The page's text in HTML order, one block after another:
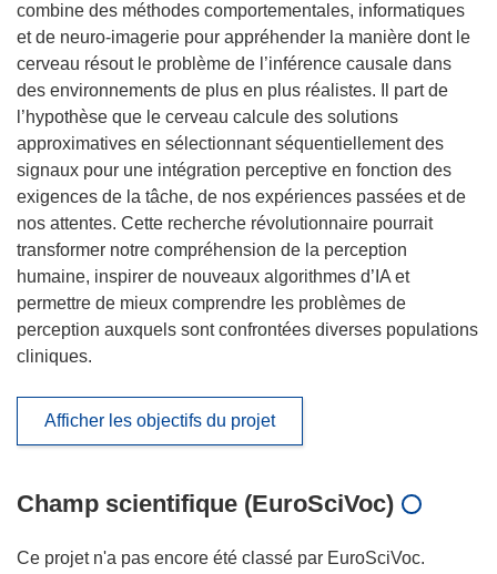
combine des méthodes comportementales, informatiques
et de neuro-imagerie pour appréhender la manière dont le
cerveau résout le problème de l’inférence causale dans
des environnements de plus en plus réalistes. Il part de
l’hypothèse que le cerveau calcule des solutions
approximatives en sélectionnant séquentiellement des
signaux pour une intégration perceptive en fonction des
exigences de la tâche, de nos expériences passées et de
nos attentes. Cette recherche révolutionnaire pourrait
transformer notre compréhension de la perception
humaine, inspirer de nouveaux algorithmes d’IA et
permettre de mieux comprendre les problèmes de
perception auxquels sont confrontées diverses populations
cliniques.
Afficher les objectifs du projet
Champ scientifique (EuroSciVoc)
Ce projet n'a pas encore été classé par EuroSciVoc.